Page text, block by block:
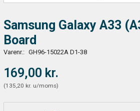
Samsung Galaxy A33
Board
Varenr.: GH96-15022A D1-38
169,00 kr.
(135,20 kr. u/moms)